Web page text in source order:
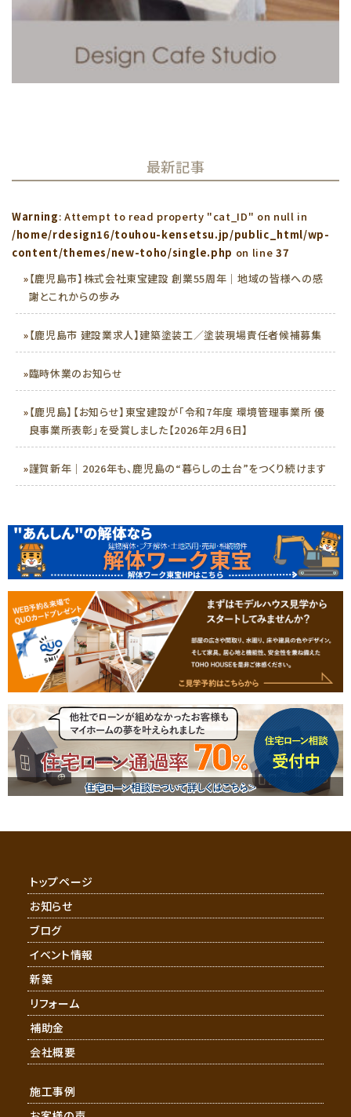
最新記事
Warning: Attempt to read property "cat_ID" on null in
/home/rdesign16/touhou-kensetsu.jp/public_html/wp-
content/themes/new-toho/single.php on line 37
»【鹿児島市】株式会社東宝建設 創業55周年｜地域の皆様への感
謝とこれからの歩み
»【鹿児島市 建設業求人】建築塗装工／塗装現場責任者候補募集
»臨時休業のお知らせ
»【鹿児島】【お知らせ】東宝建設が「令和7年度 環境管理事業所 優
良事業所表彰」を受賞しました【2026年2月6日】
»謹賀新年｜2026年も、鹿児島の“暮らしの土台”をつくり続けます
トップページ
お知らせ
ブログ
イベント情報
新築
リフォーム
補助金
会社概要
施工事例